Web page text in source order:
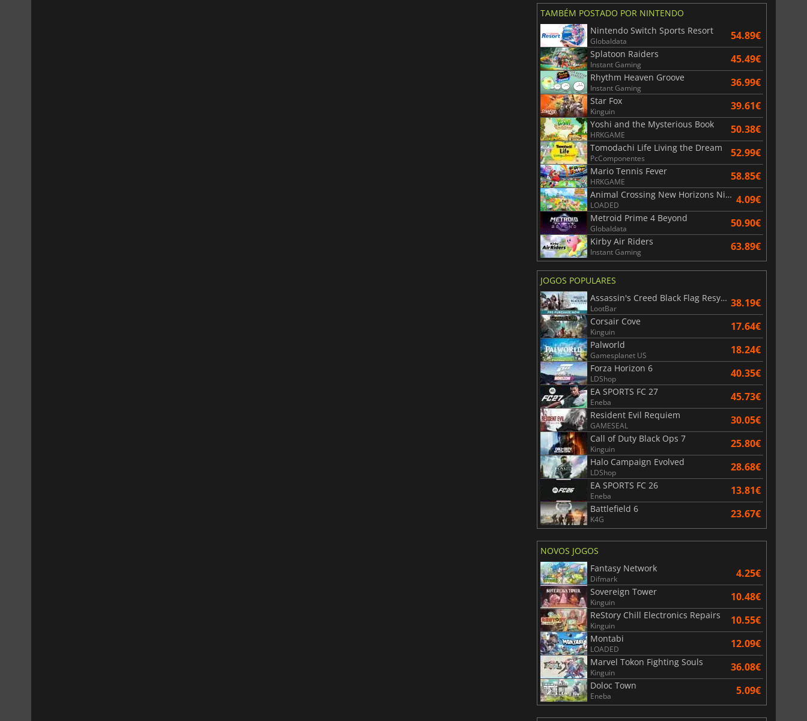
TAMBÉM POSTADO POR NINTENDO
Nintendo Switch Sports Resort
Globaldata 54.89€
Splatoon Raiders
Instant Gaming 45.49€
Rhythm Heaven Groove
Instant Gaming 36.99€
Star Fox
Kinguin 39.61€
Yoshi and the Mysterious Book
HRKGAME 50.38€
Tomodachi Life Living the Dream
PcComponentes 52.99€
Mario Tennis Fever
HRKGAME 58.85€
Animal Crossing New Horizons Nintendo Switch 2 Edition Upgrade Pack
LOADED 4.09€
Metroid Prime 4 Beyond
Globaldata 50.90€
Kirby Air Riders
Instant Gaming 63.89€
JOGOS POPULARES
Assassin's Creed Black Flag Resynced
LootBar 38.19€
Corsair Cove
Kinguin 17.64€
Palworld
Gamesplanet US 18.24€
Forza Horizon 6
LDShop 40.35€
EA SPORTS FC 27
Eneba 45.73€
Resident Evil Requiem
GAMESEAL 30.05€
Call of Duty Black Ops 7
Kinguin 25.80€
Halo Campaign Evolved
LDShop 28.68€
EA SPORTS FC 26
Eneba 13.81€
Battlefield 6
K4G 23.67€
NOVOS JOGOS
Fantasy Network
Difmark 4.25€
Sovereign Tower
Kinguin 10.48€
ReStory Chill Electronics Repairs
Kinguin 10.55€
Montabi
LOADED 12.09€
Marvel Tokon Fighting Souls
Kinguin 36.08€
Doloc Town
Eneba 5.09€